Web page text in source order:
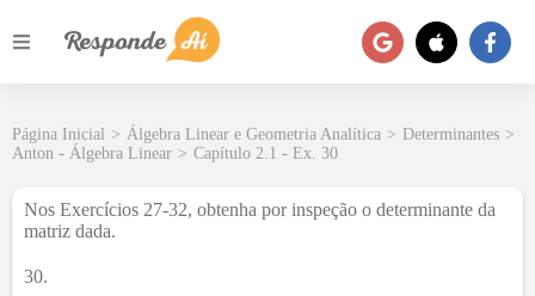
Página Inicial > Álgebra Linear e Geometria Analítica > Determinantes >
Anton - Álgebra Linear > Capítulo 2.1 - Ex. 30
Nos Exercícios 27-32, obtenha por inspeção o determinante da
matriz dada.
30.